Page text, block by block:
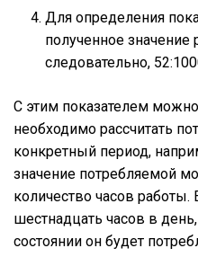
Для определения
полученное значение
следовательно,
С этим показателем
необходимо рассчитать
конкретный период,
значение потребляемой
количество часов работы.
шестнадцать часов в
состоянии он будет